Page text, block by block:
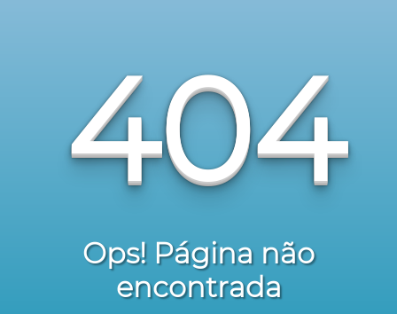
404
Ops! Página não
encontrada